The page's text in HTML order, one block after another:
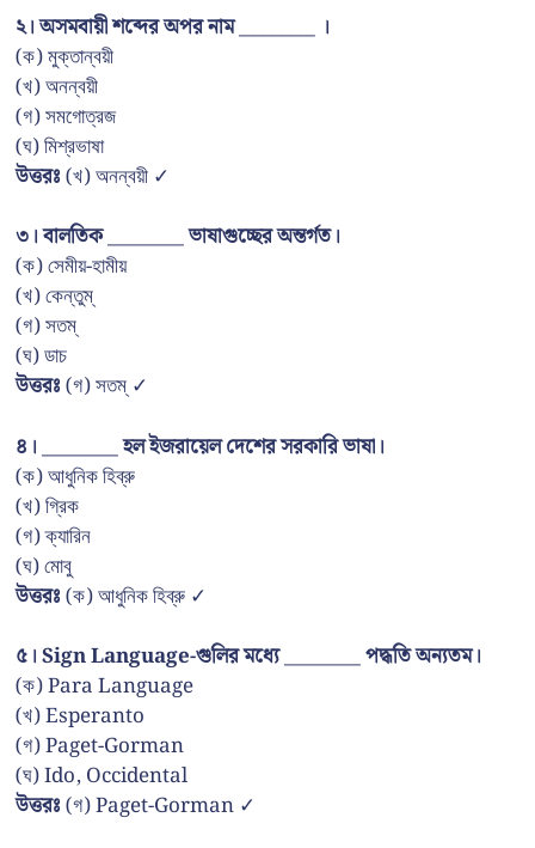
২। অসমবায়ী শব্দের অপর নাম ________ ।
(ক) মুক্তান্বয়ী
(খ) অনন্বয়ী
(গ) সমগোত্রজ
(ঘ) মিশ্রভাষা
উত্তরঃ(খ) অনন্বয়ী ✓
৩। বালতিক ________ ভাষাগুচ্ছের অন্তর্গত।
(ক) সেমীয়-হামীয়
(খ) কেন্তুম্
(গ) সতম্
(ঘ) ডাচ
উত্তরঃ(গ) সতম্ ✓
৪। ________ হল ইজরায়েল দেশের সরকারি ভাষা।
(ক) আধুনিক হিব্রু
(খ) গ্রিক
(গ) ক্যারিন
(ঘ) মোবু
উত্তরঃ(ক) আধুনিক হিব্রু ✓
৫। Sign Language-গুলির মধ্যে ________ পদ্ধতি অন্যতম।
(ক) Para Language
(খ) Esperanto
(গ) Paget-Gorman
(ঘ) Ido, Occidental
উত্তরঃ(গ) Paget-Gorman ✓